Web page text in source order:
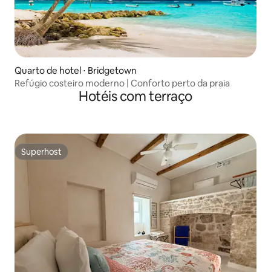
Quarto de hotel ⋅ Bridgetown
Refúgio costeiro moderno | Conforto perto da praia
Hotéis com terraço
Superhost
Superhost